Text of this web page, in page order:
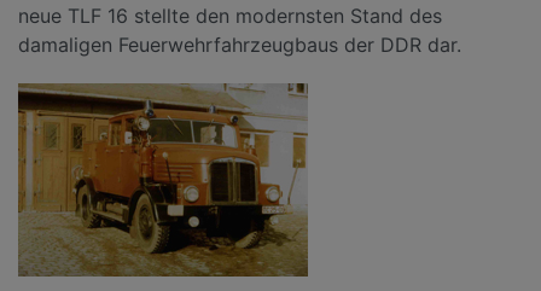
neue TLF 16 stellte den modernsten Stand des
damaligen Feuerwehrfahrzeugbaus der DDR dar.